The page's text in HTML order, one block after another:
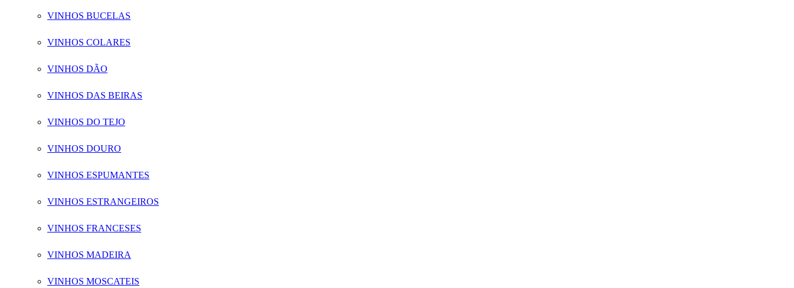
VINHOS BUCELAS
VINHOS COLARES
VINHOS DÃO
VINHOS DAS BEIRAS
VINHOS DO TEJO
VINHOS DOURO
VINHOS ESPUMANTES
VINHOS ESTRANGEIROS
VINHOS FRANCESES
VINHOS MADEIRA
VINHOS MOSCATEIS